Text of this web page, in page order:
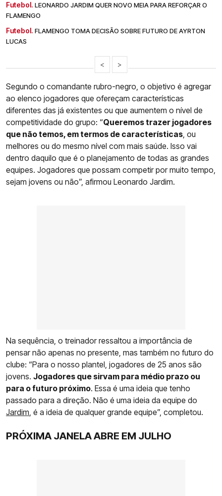
Futebol. LEONARDO JARDIM QUER NOVO MEIA PARA REFORÇAR O
FLAMENGO
Futebol. FLAMENGO TOMA DECISÃO SOBRE FUTURO DE AYRTON
LUCAS
< >
Segundo o comandante rubro-negro, o objetivo é agregar
ao elenco jogadores que ofereçam características
diferentes das já existentes ou que aumentem o nível de
competitividade do grupo: “Queremos trazer jogadores
que não temos, em termos de características, ou
melhores ou do mesmo nível com mais saúde. Isso vai
dentro daquilo que é o planejamento de todas as grandes
equipes. Jogadores que possam competir por muito tempo,
sejam jovens ou não”, afirmou Leonardo Jardim.
Na sequência, o treinador ressaltou a importância de
pensar não apenas no presente, mas também no futuro do
clube: “Para o nosso plantel, jogadores de 25 anos são
jovens. Jogadores que sirvam para médio prazo ou
para o futuro próximo. Essa é uma ideia que tenho
passado para a direção. Não é uma ideia da equipe do
Jardim, é a ideia de qualquer grande equipe”, completou.
PRÓXIMA JANELA ABRE EM JULHO